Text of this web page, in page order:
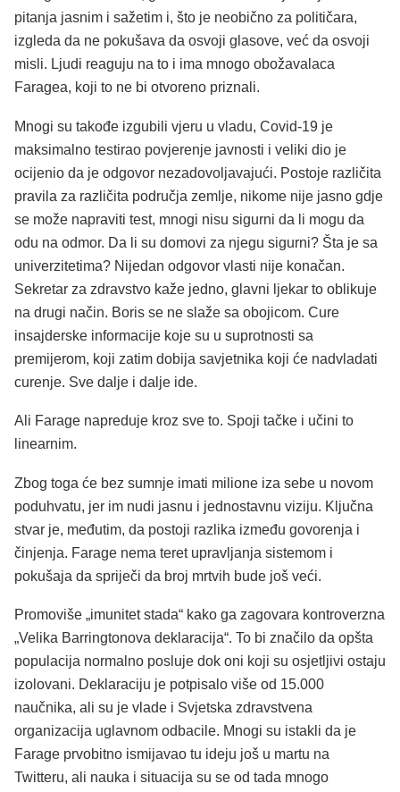
pitanja jasnim i sažetim i, što je neobično za političara,
izgleda da ne pokušava da osvoji glasove, već da osvoji
misli. Ljudi reaguju na to i ima mnogo obožavalaca
Faragea, koji to ne bi otvoreno priznali.
Mnogi su takođe izgubili vjeru u vladu, Covid-19 je
maksimalno testirao povjerenje javnosti i veliki dio je
ocijenio da je odgovor nezadovoljavajući. Postoje različita
pravila za različita područja zemlje, nikome nije jasno gdje
se može napraviti test, mnogi nisu sigurni da li mogu da
odu na odmor. Da li su domovi za njegu sigurni? Šta je sa
univerzitetima? Nijedan odgovor vlasti nije konačan.
Sekretar za zdravstvo kaže jedno, glavni ljekar to oblikuje
na drugi način. Boris se ne slaže sa obojicom. Cure
insajderske informacije koje su u suprotnosti sa
premijerom, koji zatim dobija savjetnika koji će nadvladati
curenje. Sve dalje i dalje ide.
Ali Farage napreduje kroz sve to. Spoji tačke i učini to
linearnim.
Zbog toga će bez sumnje imati milione iza sebe u novom
poduhvatu, jer im nudi jasnu i jednostavnu viziju. Ključna
stvar je, međutim, da postoji razlika između govorenja i
činjenja. Farage nema teret upravljanja sistemom i
pokušaja da spriječi da broj mrtvih bude još veći.
Promoviše „imunitet stada“ kako ga zagovara kontroverzna
„Velika Barringtonova deklaracija“. To bi značilo da opšta
populacija normalno posluje dok oni koji su osjetljivi ostaju
izolovani. Deklaraciju je potpisalo više od 15.000
naučnika, ali su je vlade i Svjetska zdravstvena
organizacija uglavnom odbacile. Mnogi su istakli da je
Farage prvobitno ismijavao tu ideju još u martu na
Twitteru, ali nauka i situacija su se od tada mnogo